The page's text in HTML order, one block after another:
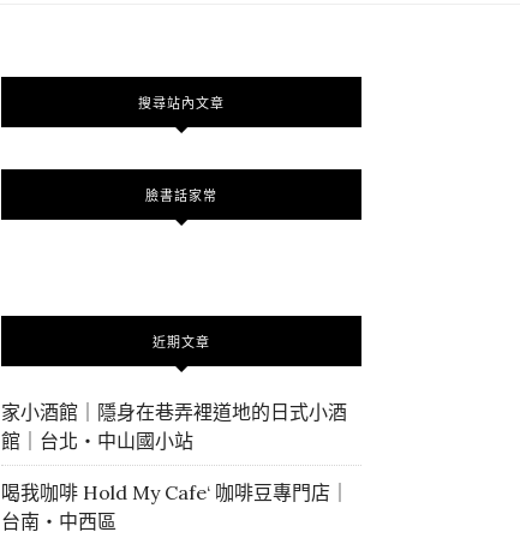
搜尋站內文章
臉書話家常
近期文章
家小酒館｜隱身在巷弄裡道地的日式小酒
館｜台北・中山國小站
喝我咖啡 Hold My Cafe‘ 咖啡豆專門店｜
台南・中西區